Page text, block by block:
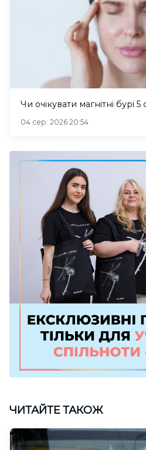
Чи очікувати магнітні бурі
04 сер. 2026 20:54
ЧИТАЙТЕ ТАКОЖ